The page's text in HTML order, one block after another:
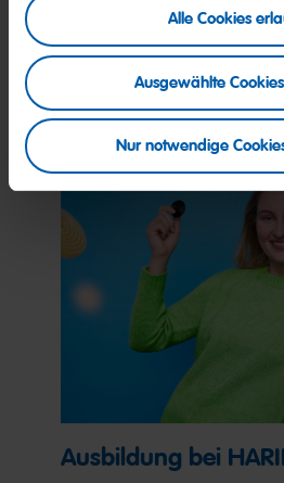
Alle Cookies
Ausgewählte
Nur notwendige
haribo.com/karriere.
Jetzt bewerben
Ausbildung bei